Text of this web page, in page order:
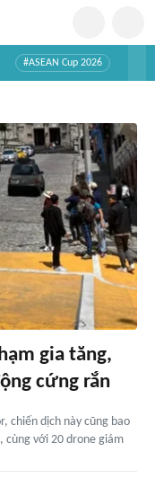
#ASEAN Cup 2026
gia tăng,
cứng rắn
chiến dịch này cũng bao
cùng với 20 drone giám